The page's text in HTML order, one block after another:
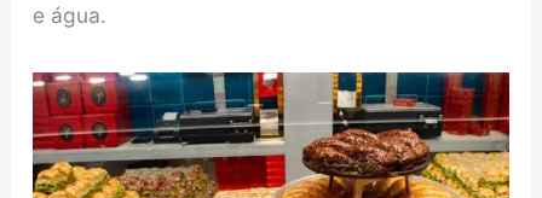
e água.